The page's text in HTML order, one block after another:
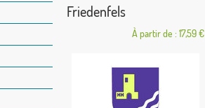
Friedenfels
À partir de : 17,59 €